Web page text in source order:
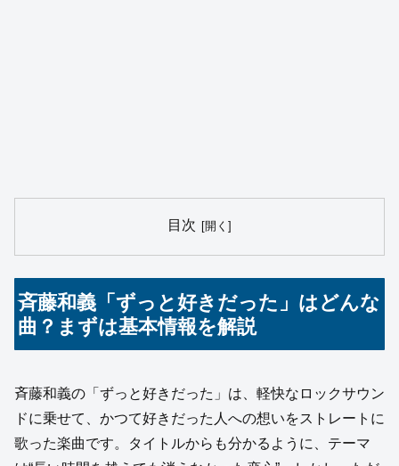
目次
斉藤和義「ずっと好きだった」はどんな
曲？まずは基本情報を解説
斉藤和義の「ずっと好きだった」は、軽快なロックサウン
ドに乗せて、かつて好きだった人への想いをストレートに
歌った楽曲です。タイトルからも分かるように、テーマ